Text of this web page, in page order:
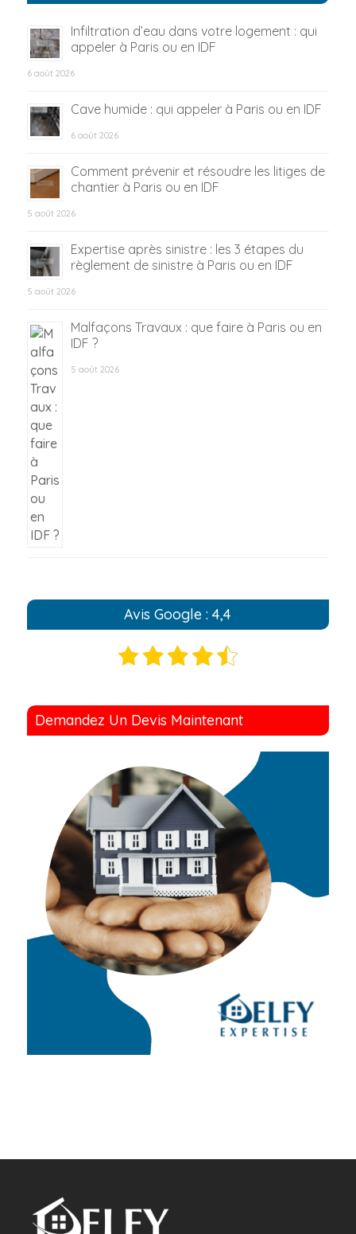
Infiltration d’eau dans votre logement : qui
appeler à Paris ou en IDF
6 août 2026
Cave humide : qui appeler à Paris ou en IDF
6 août 2026
Comment prévenir et résoudre les litiges de
chantier à Paris ou en IDF
5 août 2026
Expertise après sinistre : les 3 étapes du
règlement de sinistre à Paris ou en IDF
5 août 2026
Malfaçons Travaux : que faire à Paris ou en
IDF ?
5 août 2026
Avis Google : 4,4
Demandez Un Devis Maintenant